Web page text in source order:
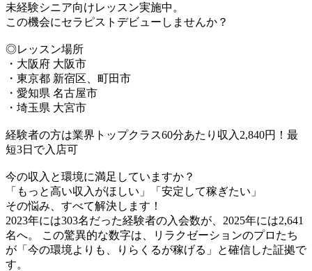
未経験シニア向けレッスン実施中。
この機会にセラピストデビューしませんか？
◎レッスン場所
・大阪府 大阪市
・東京都 新宿区、町田市
・愛知県 名古屋市
・埼玉県 大宮市
経験者の方は業界トップクラス60分あたり収入2,840円！最
短3日で入店可
今の収入と環境に満足していますか？
「もっと高い収入がほしい」「安定して稼ぎたい」
その悩み、すべて解決します！
2023年には303名だった経験者の入会数が、2025年には2,641
名へ。 この驚異的な数字は、リラクゼーションのプロたち
が「今の環境よりも、りらくるが稼げる」と確信した証拠で
す。